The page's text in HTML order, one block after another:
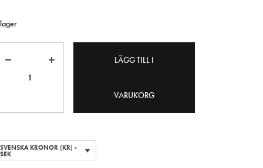
LÄGG TILL I
VARUKORG
SVENSKA KRONOR (KR) -
SEK